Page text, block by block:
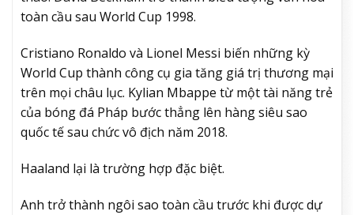
toàn cầu sau World Cup 1998.
Cristiano Ronaldo và Lionel Messi biến những kỳ
World Cup thành công cụ gia tăng giá trị thương mại
trên mọi châu lục. Kylian Mbappe từ một tài năng trẻ
của bóng đá Pháp bước thẳng lên hàng siêu sao
quốc tế sau chức vô địch năm 2018.
Haaland lại là trường hợp đặc biệt.
Anh trở thành ngôi sao toàn cầu trước khi được dự